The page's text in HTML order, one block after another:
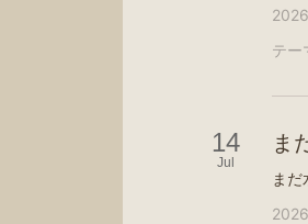
テー
14
Jul
ま